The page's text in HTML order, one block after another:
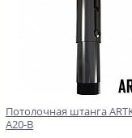
Потолочная штанга
A20-B